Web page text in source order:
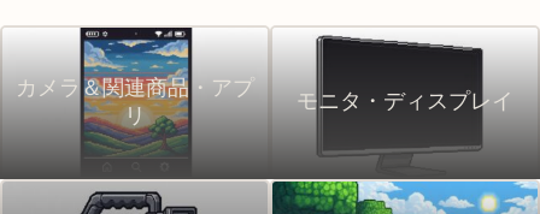
カメラ＆関連商品・アプ
リ
モニタ・ディスプレイ